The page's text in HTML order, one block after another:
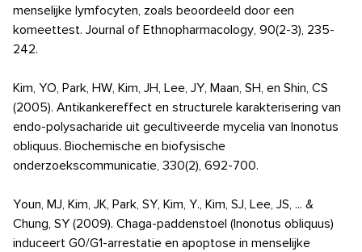
menselijke lymfocyten, zoals beoordeeld door een
komeettest. Journal of Ethnopharmacology, 90(2-3), 235-
242.
Kim, YO, Park, HW, Kim, JH, Lee, JY, Maan, SH, en Shin, CS
(2005). Antikankereffect en structurele karakterisering van
endo-polysacharide uit gecultiveerde mycelia van Inonotus
obliquus. Biochemische en biofysische
onderzoekscommunicatie, 330(2), 692-700.
Youn, MJ, Kim, JK, Park, SY, Kim, Y., Kim, SJ, Lee, JS, ... &
Chung, SY (2009). Chaga-paddenstoel (Inonotus obliquus)
induceert G0/G1-arrestatie en apoptose in menselijke